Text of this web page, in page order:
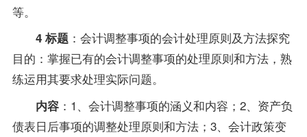
等。
4 标题：会计调整事项的会计处理原则及方法探究
目的：掌握已有的会计调整事项的处理原则和方法，熟
练运用其要求处理实际问题。
内容：1、会计调整事项的涵义和内容；2、资产负
债表日后事项的调整处理原则和方法；3、会计政策变